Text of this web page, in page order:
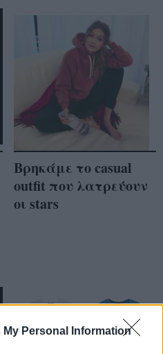
My Personal Information
Βρηκάμε το casual
outfit που λατρεύουν
οι stars